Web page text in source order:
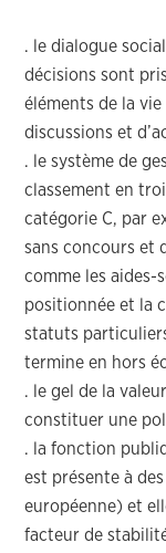
. le dialogue
décisions sont
éléments de la
discussions et
. le système de
classement en
catégorie C, par
sans concours et
comme les aides-
positionnée et la
statuts
termine en hors
. le gel de la
constituer une
. la fonction
est présente à
européenne) et
facteur de